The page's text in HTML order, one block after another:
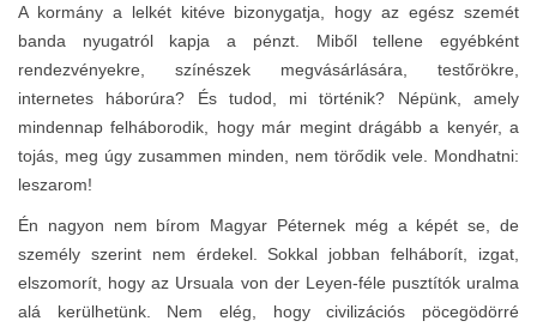
A kormány a lelkét kitéve bizonygatja, hogy az egész szemét
banda nyugatról kapja a pénzt. Miből tellene egyébként
rendezvényekre, színészek megvásárlására, testőrökre,
internetes háborúra? És tudod, mi történik? Népünk, amely
mindennap felháborodik, hogy már megint drágább a kenyér, a
tojás, meg úgy zusammen minden, nem törődik vele. Mondhatni:
leszarom!
Én nagyon nem bírom Magyar Péternek még a képét se, de
személy szerint nem érdekel. Sokkal jobban felháborít, izgat,
elszomorít, hogy az Ursuala von der Leyen-féle pusztítók uralma
alá kerülhetünk. Nem elég, hogy civilizációs pöcegödörré